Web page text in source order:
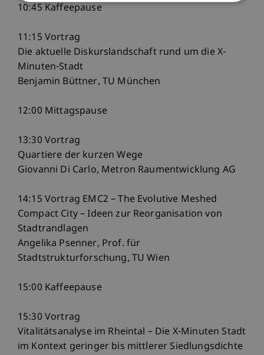
10:45 Kaffeepause
11:15 Vortrag
Die aktuelle Diskurslandschaft rund um die X-
Minuten-Stadt
Benjamin Büttner, TU München
12:00 Mittagspause
13:30 Vortrag
Quartiere der kurzen Wege
Giovanni Di Carlo, Metron Raumentwicklung AG
14:15 Vortrag EMC2 – The Evolutive Meshed
Compact City – Ideen zur Reorganisation von
Stadtrandlagen
Angelika Psenner, Prof. für
Stadtstrukturforschung, TU Wien
15:00 Kaffeepause
15:30 Vortrag
Vitalitätsanalyse im Rheintal – Die X-Minuten Stadt
im Kontext geringer bis mittlerer Siedlungsdichte